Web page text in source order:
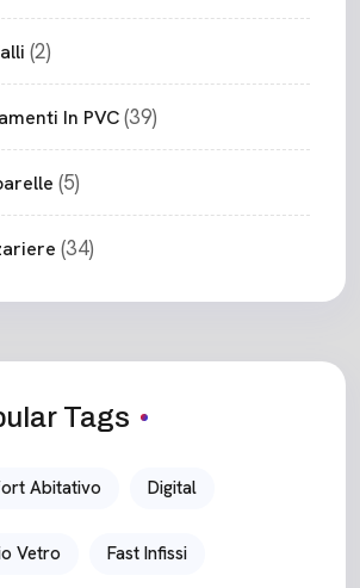
(2)
In PVC(39)
(5)
(34)
Tags
Abitativo Digital
Vetro Fast Infissi